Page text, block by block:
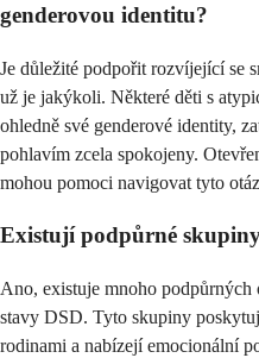
genderovou identitu?
Je důležité podpořit rozvíjející se
už je jakýkoli. Některé děti s
ohledně své genderové identity,
pohlavím zcela spokojeny.
mohou pomoci navigovat tyto
Existují podpůrné
Ano, existuje mnoho
stavy DSD. Tyto skupiny
rodinami a nabízejí emocionální